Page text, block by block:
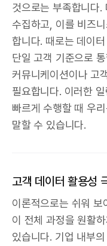
것으로는 부족합니다
수집하고, 이를 비즈
합니다. 때로는 데이
단일 고객 기준으로
커뮤니케이션이나 고
필요합니다. 이러한
빠르게 수행할 때 우
말할 수 있습니다.
고객 데이터 활용성
이론적으로는 쉬워
이 전체 과정을 원활
있습니다. 기업 내부